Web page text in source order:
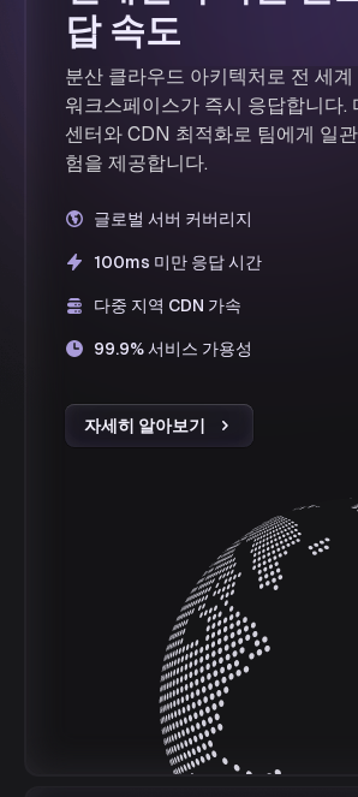
답 속도
분산 클라우드 아키텍처로 전 세
워크스페이스가 즉시 응답합니다.
센터와 CDN 최적화로 팀에게 일
험을 제공합니다.
글로벌 서버 커버리지
100ms 미만 응답 시간
다중 지역 CDN 가속
99.9% 서비스 가용성
자세히 알아보기